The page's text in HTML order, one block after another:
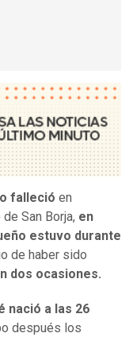
falleció en
San Borja, en
estuvo durante
de haber sido
dos ocasiones.
nació a las 26
después los